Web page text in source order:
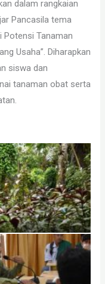
dalam rangkaian
Pancasila tema
Potensi Tanaman
Usaha”. Diharapkan
siswa dan
tanaman obat serta